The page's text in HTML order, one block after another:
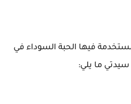
فيها الحبة السوداء في
سيدتي ما يلي: